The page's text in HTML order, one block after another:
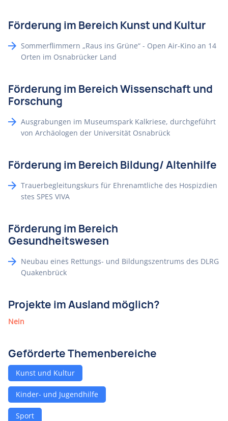
Förderung im Bereich Kunst und Kultur
Sommerflimmern „Raus ins Grüne“ - Open Air-Kino an 14
Orten im Osnabrücker Land
Förderung im Bereich Wissenschaft und
Forschung
Ausgrabungen im Museumspark Kalkriese, durchgeführt
von Archäologen der Universität Osnabrück
Förderung im Bereich Bildung/ Altenhilfe
Trauerbegleitungskurs für Ehrenamtliche des Hospizdien
stes SPES VIVA
Förderung im Bereich
Gesundheitswesen
Neubau eines Rettungs- und Bildungszentrums des DLRG
Quakenbrück
Projekte im Ausland möglich?
Nein
Geförderte Themenbereiche
Kunst und Kultur
Kinder- und Jugendhilfe
Sport